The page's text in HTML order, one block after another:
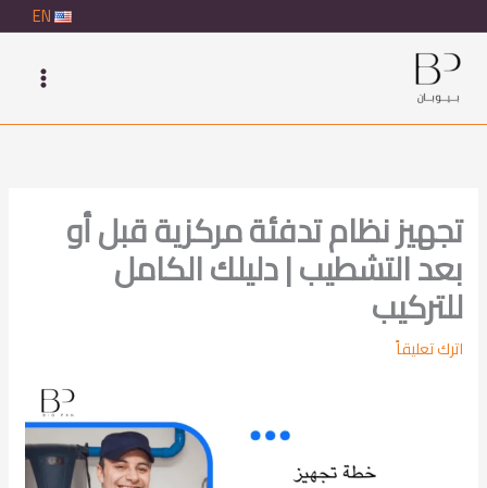
إلى
المحتوى
تجهيز نظام تدفئة مركزية قبل أو
بعد التشطيب | دليلك الكامل
للتركيب
اترك تعليقاً